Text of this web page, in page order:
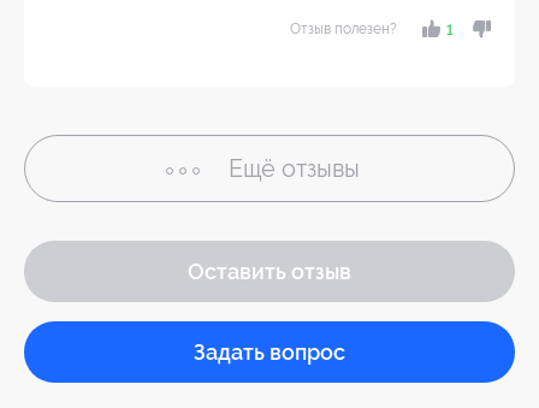
Отзыв полезен? 1
Ещё отзывы
Оставить отзыв
Задать вопрос